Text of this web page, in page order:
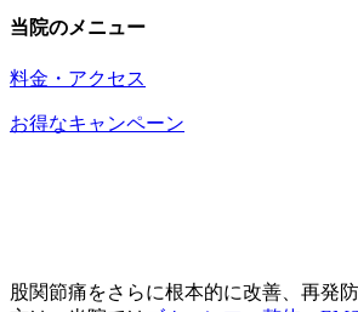
当院のメニュー
料金・アクセス
お得なキャンペーン
股関節痛をさらに根本的に改善、再発